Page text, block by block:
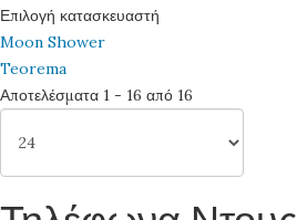
Επιλογή κατασκευαστή
Moon Shower
Teorema
Αποτελέσματα 1 - 16 από 16